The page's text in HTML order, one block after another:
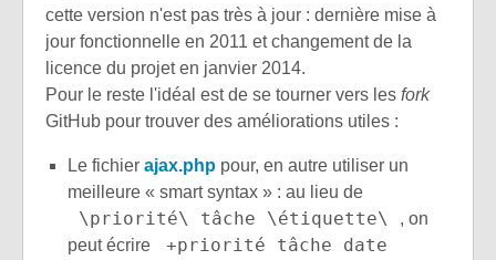
cette version n'est pas très à jour : dernière mise à
jour fonctionnelle en 2011 et changement de la
licence du projet en janvier 2014.
Pour le reste l'idéal est de se tourner vers les fork
GitHub pour trouver des améliorations utiles :
Le fichier ajax.php pour, en autre utiliser un
meilleure « smart syntax » : au lieu de
\priorité\ tâche \étiquette\
, on
peut écrire
+priorité tâche date